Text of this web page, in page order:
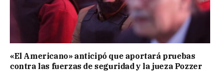
«El Americano» anticipó que aportará pruebas
contra las fuerzas de seguridad y la jueza Pozzer